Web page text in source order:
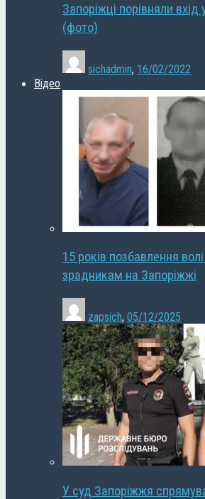
Запоріжці порівняли
(фото)
sichadmin, 16/02/2022
Відео
15 років позбавлення
зрадникам на Запоріжжі
zapsich, 05/12/2025
У суд Запоріжжя